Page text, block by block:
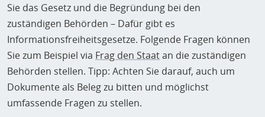
Sie das Gesetz und die Begründung bei den
zuständigen Behörden – Dafür gibt es
Informationsfreiheitsgesetze. Folgende Fragen können
Sie zum Beispiel via Frag den Staatan die zuständigen
Behörden stellen. Tipp: Achten Sie darauf, auch um
Dokumente als Beleg zu bitten und möglichst
umfassende Fragen zu stellen.